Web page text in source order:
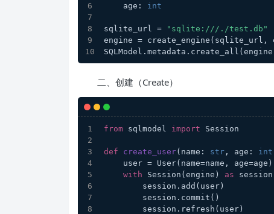
    age:
int
sqlite_url =
"sqlite:///./test.db"
engine = create_engine(sqlite_url,
二、创建（Create）
from sqlmodel import Session
def create_user( name: str , age: int
    user = User(name=name, age=age)
with Session(engine) as
        session.add(user)
        session.commit()
        session.refresh(user)